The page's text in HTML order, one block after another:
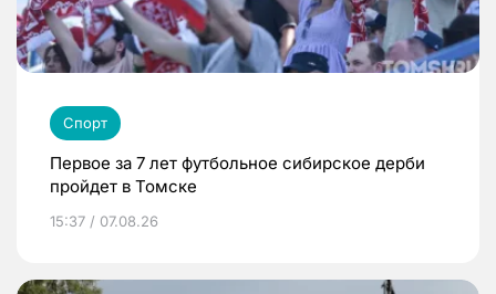
Спорт
Первое за 7 лет футбольное сибирское дерби
пройдет в Томске
15:37 / 07.08.26